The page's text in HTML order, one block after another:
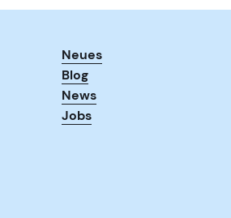
Neues
Blog
News
Jobs